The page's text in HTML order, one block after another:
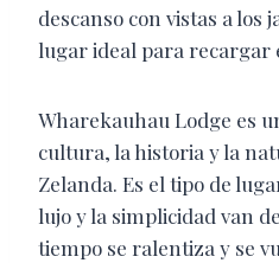
descanso con vistas a los
lugar ideal para recargar
Wharekauhau Lodge es
cultura, la historia y la
Zelanda. Es el tipo de
lujo y la simplicidad van
tiempo se ralentiza y se